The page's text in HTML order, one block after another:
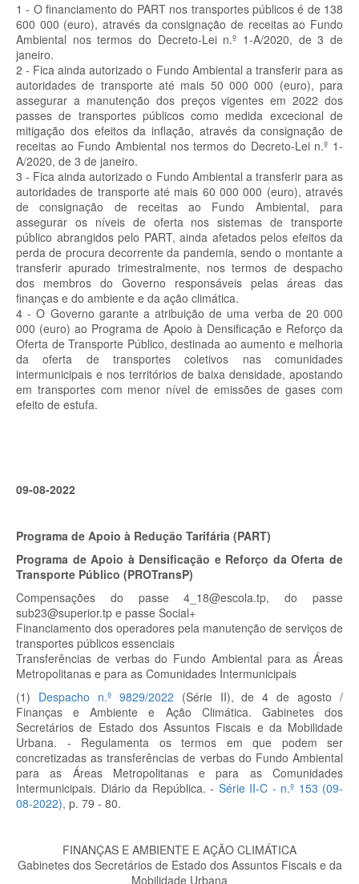
1 - O financiamento do PART nos transportes públicos é de 138
600 000 (euro), através da consignação de receitas ao Fundo
Ambiental nos termos do Decreto-Lei n.º 1-A/2020, de 3 de
janeiro.
2 - Fica ainda autorizado o Fundo Ambiental a transferir para as
autoridades de transporte até mais 50 000 000 (euro), para
assegurar a manutenção dos preços vigentes em 2022 dos
passes de transportes públicos como medida excecional de
mitigação dos efeitos da inflação, através da consignação de
receitas ao Fundo Ambiental nos termos do Decreto-Lei n.º 1-
A/2020, de 3 de janeiro.
3 - Fica ainda autorizado o Fundo Ambiental a transferir para as
autoridades de transporte até mais 60 000 000 (euro), através
de consignação de receitas ao Fundo Ambiental, para
assegurar os níveis de oferta nos sistemas de transporte
público abrangidos pelo PART, ainda afetados pelos efeitos da
perda de procura decorrente da pandemia, sendo o montante a
transferir apurado trimestralmente, nos termos de despacho
dos membros do Governo responsáveis pelas áreas das
finanças e do ambiente e da ação climática.
4 - O Governo garante a atribuição de uma verba de 20 000
000 (euro) ao Programa de Apoio à Densificação e Reforço da
Oferta de Transporte Público, destinada ao aumento e melhoria
da oferta de transportes coletivos nas comunidades
intermunicipais e nos territórios de baixa densidade, apostando
em transportes com menor nível de emissões de gases com
efeito de estufa.
09-08-2022
Programa de Apoio à Redução Tarifária (PART)
Programa de Apoio à Densificação e Reforço da Oferta de
Transporte Público (PROTransP)
Compensações do passe 4_18@escola.tp, do passe
sub23@superior.tp e passe Social+
Financiamento dos operadores pela manutenção de serviços de
transportes públicos essenciais
Transferências de verbas do Fundo Ambiental para as Áreas
Metropolitanas e para as Comunidades Intermunicipais
(1) Despacho n.º 9829/2022 (Série II), de 4 de agosto /
Finanças e Ambiente e Ação Climática. Gabinetes dos
Secretários de Estado dos Assuntos Fiscais e da Mobilidade
Urbana. - Regulamenta os termos em que podem ser
concretizadas as transferências de verbas do Fundo Ambiental
para as Áreas Metropolitanas e para as Comunidades
Intermunicipais. Diário da República. - Série II-C - n.º 153 (09-
08-2022), p. 79 - 80.
FINANÇAS E AMBIENTE E AÇÃO CLIMÁTICA
Gabinetes dos Secretários de Estado dos Assuntos Fiscais e da
Mobilidade Urbana